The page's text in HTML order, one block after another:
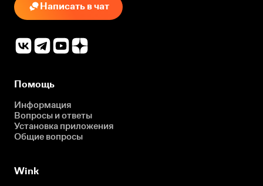
Написать в чат
Помощь
Информация
Вопросы и ответы
Установка приложения
Общие вопросы
Wink